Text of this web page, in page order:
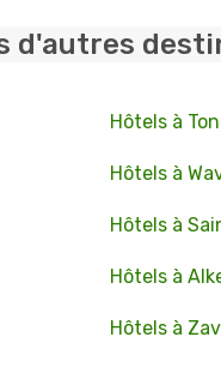
d'autres
Hôtels à
Hôtels à
Hôtels à
Hôtels à
Hôtels à